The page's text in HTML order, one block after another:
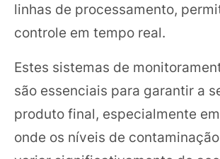
linhas de processamento,
controle em tempo real.
Estes sistemas de
são essenciais para garantir a
produto final, especialmente
onde os níveis de